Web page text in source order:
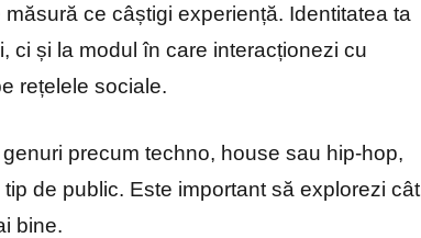
ce câștigi experiență. Identitatea ta
ci și la modul în care interacționezi cu
rețelele sociale.
precum techno, house sau hip-hop,
de public. Este important să explorezi cât
bine.